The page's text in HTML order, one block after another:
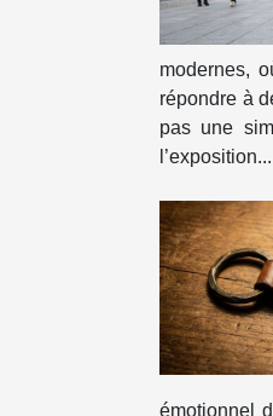
modernes,
répondre à
pas une
l’exposition...
émotionnel